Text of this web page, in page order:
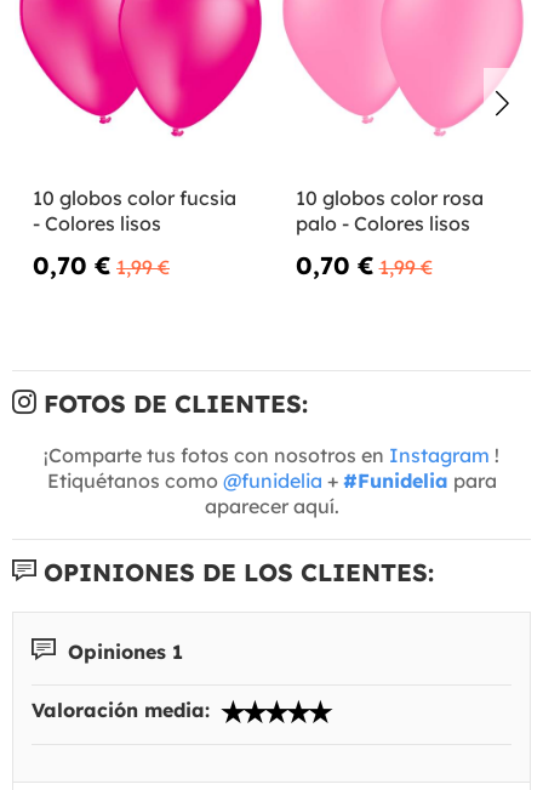
10 globos color fucsia
- Colores lisos
0,70 € 1,99 €
10 globos color rosa
palo - Colores lisos
0,70 € 1,99 €
FOTOS DE CLIENTES:
¡Comparte tus fotos con nosotros en Instagram !
Etiquétanos como @funidelia + #Funidelia para
aparecer aquí.
OPINIONES DE LOS CLIENTES:
Opiniones 1
Valoración media: